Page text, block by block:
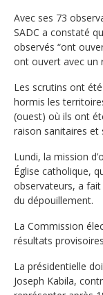
Avec ses 73
SADC a constaté
observés “ont
ont ouvert avec un
Les scrutins ont
hormis les
(ouest) où ils ont
raison sanitaires et
Lundi, la mission
Église catholique,
observateurs, a
du dépouillement.
La Commission
résultats
La présidentielle
Joseph Kabila,